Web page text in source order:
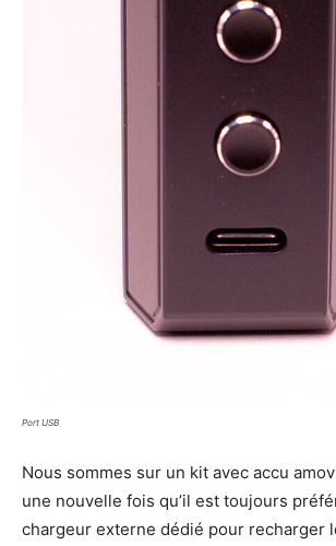
Port USB
Nous sommes sur un kit avec accu
une nouvelle fois qu’il est toujours
chargeur externe dédié pour recharger